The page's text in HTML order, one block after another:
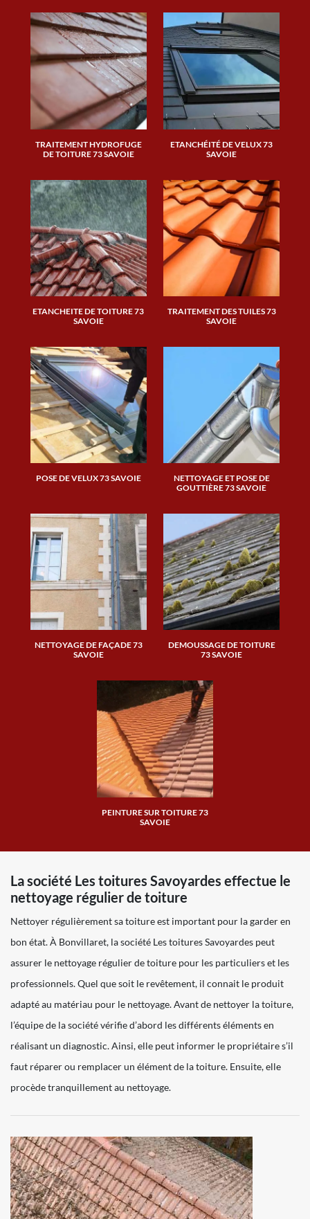
TRAITEMENT HYDROFUGE
DE TOITURE 73 SAVOIE
ETANCHÉITÉ DE VELUX 73
SAVOIE
ETANCHEITE DE TOITURE 73
SAVOIE
TRAITEMENT DES TUILES 73
SAVOIE
POSE DE VELUX 73 SAVOIE
NETTOYAGE ET POSE DE
GOUTTIÈRE 73 SAVOIE
NETTOYAGE DE FAÇADE 73
SAVOIE
DEMOUSSAGE DE TOITURE
73 SAVOIE
PEINTURE SUR TOITURE 73
SAVOIE
La société Les toitures Savoyardes effectue le
nettoyage régulier de toiture
Nettoyer régulièrement sa toiture est important pour la garder en
bon état. À Bonvillaret, la société Les toitures Savoyardes peut
assurer le nettoyage régulier de toiture pour les particuliers et les
professionnels. Quel que soit le revêtement, il connait le produit
adapté au matériau pour le nettoyage. Avant de nettoyer la toiture,
l’équipe de la société vérifie d’abord les différents éléments en
réalisant un diagnostic. Ainsi, elle peut informer le propriétaire s’il
faut réparer ou remplacer un élément de la toiture. Ensuite, elle
procède tranquillement au nettoyage.